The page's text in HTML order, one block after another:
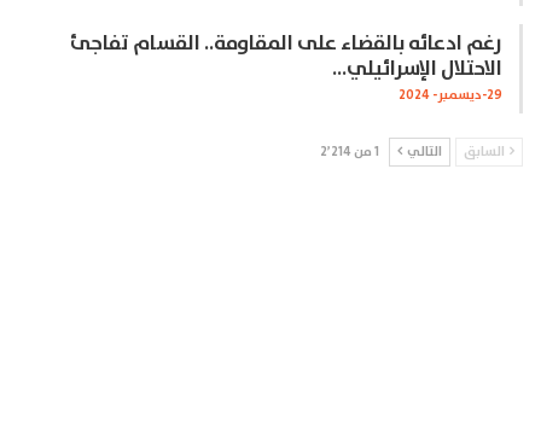
رغم ادعائه بالقضاء على المقاومة.. القسام تفاجئ
الاحتلال الإسرائيلي…
29-ديسمبر- 2024
السابق التالي 1 من 2٬214